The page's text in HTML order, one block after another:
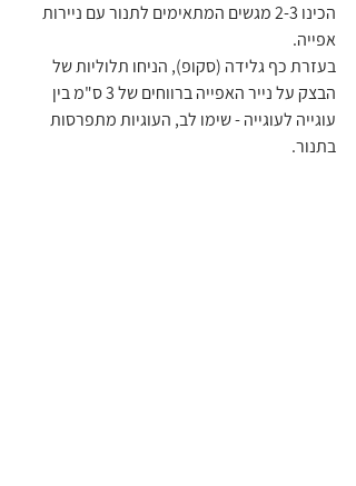
הכינו 2-3 מגשים המתאימים לתנור עם ניירות
אפייה.
בעזרת כף גלידה (סקופ), הניחו תלוליות של
הבצק על נייר האפייה ברווחים של 3 ס"מ בין
עוגייה לעוגייה - שימו לב, העוגיות מתפרסות
בתנור.